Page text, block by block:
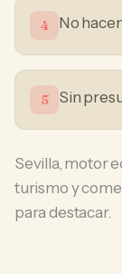
4 No
5 Sin
Sevilla, motor
turismo y
para destacar.